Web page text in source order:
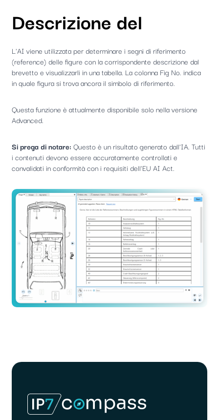
Descrizione del
L'AI viene utilizzata per determinare i segni di riferimento
(reference) delle figure con la corrispondente descrizione dal
brevetto e visualizzarli in una tabella. La colonna Fig No. indica
in quale figura si trova ancora il simbolo di riferimento.
Questa funzione è attualmente disponibile solo nella versione
Advanced.
Si prega di notare: Questo è un risultato generato dall'IA. Tutti
i contenuti devono essere accuratamente controllati e
convalidati in conformità con i requisiti dell'EU AI Act.